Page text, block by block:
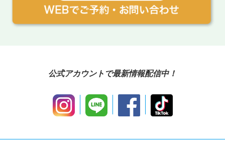
公式アカウントで最新情報配信中！